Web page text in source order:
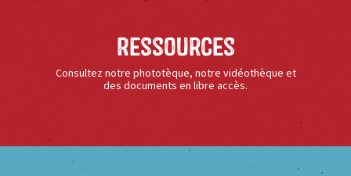
Ressources
Consultez notre phototèque, notre vidéothèque et
des documents en libre accès.